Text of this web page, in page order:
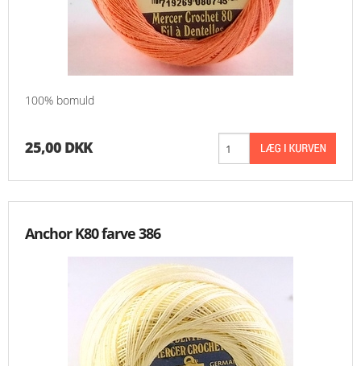
100% bomuld
25,00 DKK
Anchor K80 farve 386